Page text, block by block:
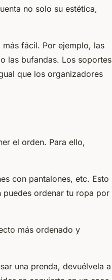
no solo su estética,
fácil. Por ejemplo, las
las bufandas. Los soportes
que los organizadores
el orden. Para ello,
con pantalones, etc. Esto
puedes ordenar tu ropa por
más ordenado y
una prenda, devuélvela a